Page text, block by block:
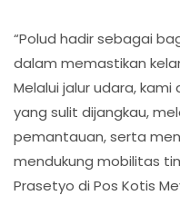
“Polud hadir sebagai
dalam memastikan
Melalui jalur udara,
yang sulit dijangkau,
pemantauan, serta
mendukung mobilitas
Prasetyo di Pos Kotis